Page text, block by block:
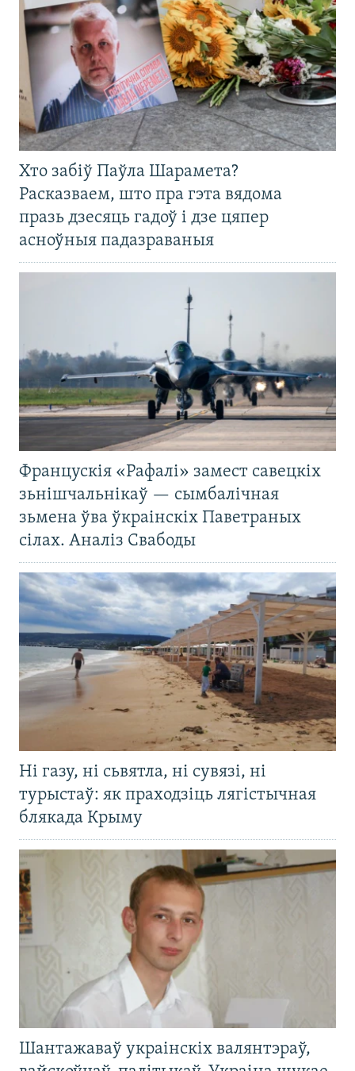
Хто забіў Паўла Шарамета?
Расказваем, што пра гэта вядома
празь дзесяць гадоў і дзе цяпер
асноўныя падазраваныя
Францускія «Рафалі» замест савецкіх
зьнішчальнікаў — сымбалічная
зьмена ўва ўкраінскіх Паветраных
сілах. Аналіз Свабоды
Ні газу, ні сьвятла, ні сувязі, ні
турыстаў: як праходзіць лягістычная
блякада Крыму
Шантажаваў украінскіх валянтэраў,